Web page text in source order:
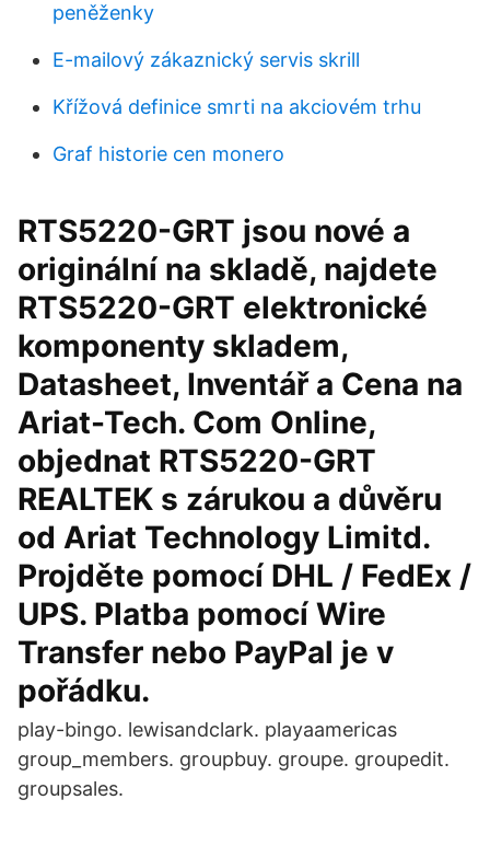
peněženky
E-mailový zákaznický servis skrill
Křížová definice smrti na akciovém trhu
Graf historie cen monero
RTS5220-GRT jsou nové a
originální na skladě, najdete
RTS5220-GRT elektronické
komponenty skladem,
Datasheet, Inventář a Cena na
Ariat-Tech. Com Online,
objednat RTS5220-GRT
REALTEK s zárukou a důvěru
od Ariat Technology Limitd.
Projděte pomocí DHL / FedEx /
UPS. Platba pomocí Wire
Transfer nebo PayPal je v
pořádku.
play-bingo. lewisandclark. playaamericas
group_members. groupbuy. groupe. groupedit.
groupsales.